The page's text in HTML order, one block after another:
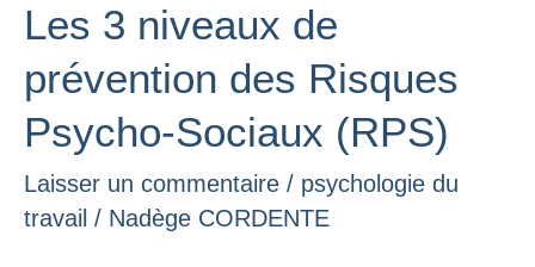
Les 3 niveaux de
prévention des Risques
Psycho-Sociaux (RPS)
Laisser un commentaire / psychologie du
travail / Nadège CORDENTE
Les
niveaux
de
prévention
des